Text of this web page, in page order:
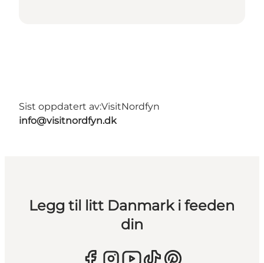
Sist oppdatert av:VisitNordfyn
info@visitnordfyn.dk
Legg til litt Danmark i feeden
din